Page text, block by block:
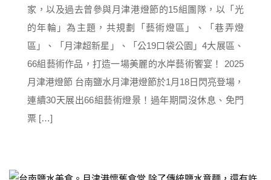
家，以及過去曾參與月津港燈節的15組團隊，以「光
的年輪」為主題，共規劃「藝術燈區」、「巷弄燈
區」、「月津超新星」、「公19口袋公園」4大展區、
66組藝術作品，打造一場美麗的水岸藝術饗宴！ 2025
月津港燈節 台南鹽水月津港燈節於1月18日閃亮登場，
連續30天展出66組藝術燈景！過年期間沒休息、免門
票 […]